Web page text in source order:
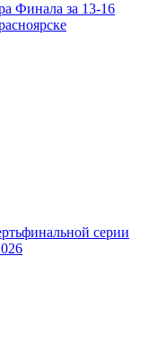
Финала за 13-16
серии